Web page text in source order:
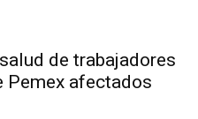
de trabajadores
Pemex afectados